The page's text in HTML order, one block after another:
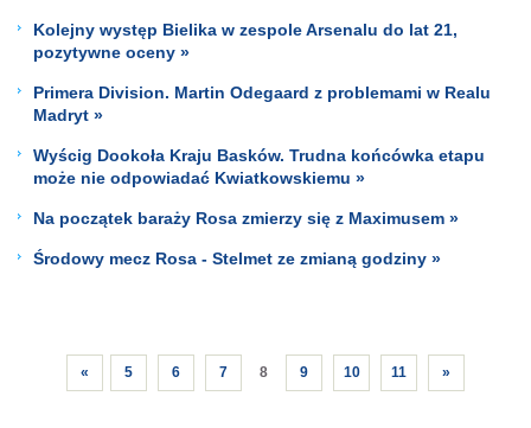
Kolejny występ Bielika w zespole Arsenalu do lat 21,
pozytywne oceny »
Primera Division. Martin Odegaard z problemami w Realu
Madryt »
Wyścig Dookoła Kraju Basków. Trudna końcówka etapu
może nie odpowiadać Kwiatkowskiemu »
Na początek baraży Rosa zmierzy się z Maximusem »
Środowy mecz Rosa - Stelmet ze zmianą godziny »
« 5 6 7 8 9 10 11 »